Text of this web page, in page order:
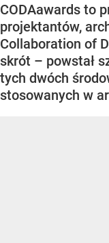
CODAawards to
projektantów,
Collaboration of
skrót – powstał
tych dwóch
stosowanych w